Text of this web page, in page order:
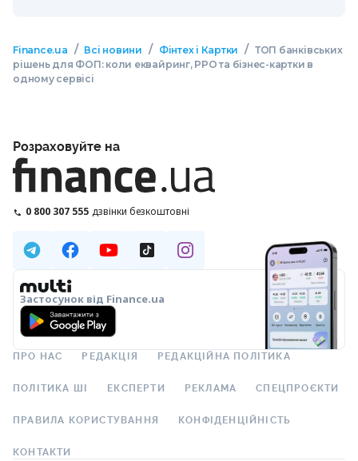
Finance.ua / Всі новини / Фінтех і Картки / ТОП банківських
рішень для ФОП: коли еквайринг, РРО та бізнес-картки в
одному сервісі
Розраховуйте на
0 800 307 555 дзвінки безкоштовні
Застосунок від Finance.ua
ПРО НАС РЕДАКЦІЯ РЕДАКЦІЙНА ПОЛІТИКА
ПОЛІТИКА ШІ ЕКСПЕРТИ РЕКЛАМА СПЕЦПРОЄКТИ
ПРАВИЛА КОРИСТУВАННЯ КОНФІДЕНЦІЙНІСТЬ
КОНТАКТИ